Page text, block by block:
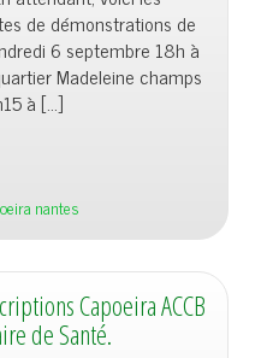
de démonstrations de
6 septembre 18h à
Madeleine champs
à […]
nantes
Capoeira ACCB
de Santé.